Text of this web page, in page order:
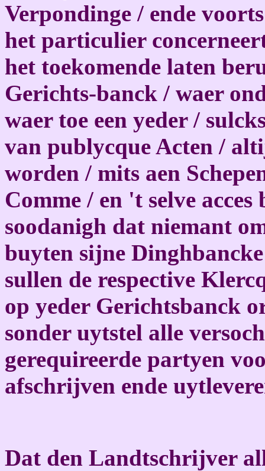
Verpondinge / ende
het particulier
het toekomende laten
Gerichts-banck / waer
waer toe een yeder /
van publycque Acten /
worden / mits aen
Comme / en 't selve acces
soodanigh dat niemant
buyten sijne
sullen de respective
op yeder Gerichtsbanck
sonder uytstel alle
gerequireerde partyen
afschrijven ende
Dat den Landtschrijver